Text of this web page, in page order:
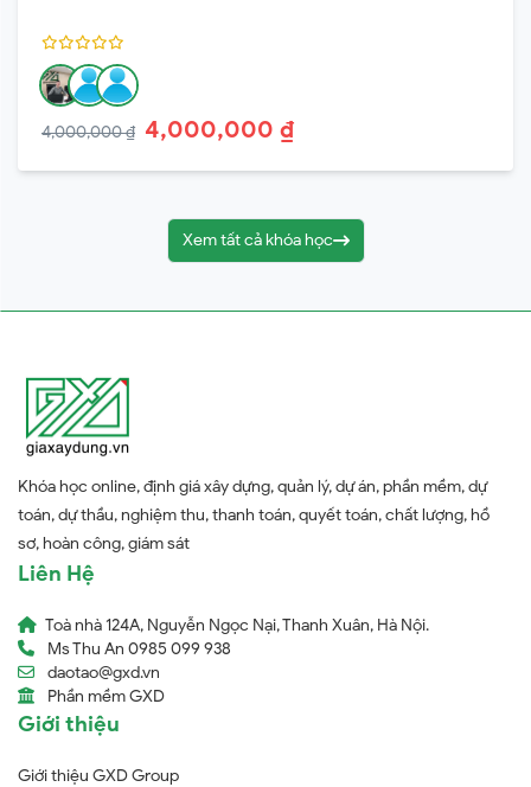
4,000,000 ₫ 4,000,000 ₫
Xem tất cả khóa học
Khóa học online, định giá xây dựng, quản lý, dự án, phần mềm, dự
toán, dự thầu, nghiệm thu, thanh toán, quyết toán, chất lượng, hồ
sơ, hoàn công, giám sát
Liên Hệ
Toà nhà 124A, Nguyễn Ngọc Nại, Thanh Xuân, Hà Nội.
Ms Thu An 0985 099 938
daotao@gxd.vn
Phần mềm GXD
Giới thiệu
Giới thiệu GXD Group